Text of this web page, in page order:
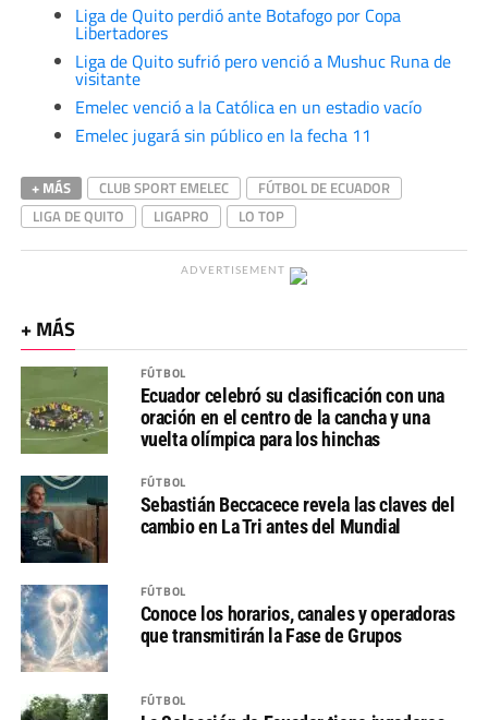
Liga de Quito perdió ante Botafogo por Copa
Libertadores
Liga de Quito sufrió pero venció a Mushuc Runa de
visitante
Emelec venció a la Católica en un estadio vacío
Emelec jugará sin público en la fecha 11
+ MÁS CLUB SPORT EMELEC
FÚTBOL DE ECUADOR
LIGA DE QUITO
LIGAPRO LO TOP
ADVERTISEMENT
+ MÁS
FÚTBOL
Ecuador celebró su clasificación con una
oración en el centro de la cancha y una
vuelta olímpica para los hinchas
FÚTBOL
Sebastián Beccacece revela las claves del
cambio en La Tri antes del Mundial
FÚTBOL
Conoce los horarios, canales y operadoras
que transmitirán la Fase de Grupos
FÚTBOL